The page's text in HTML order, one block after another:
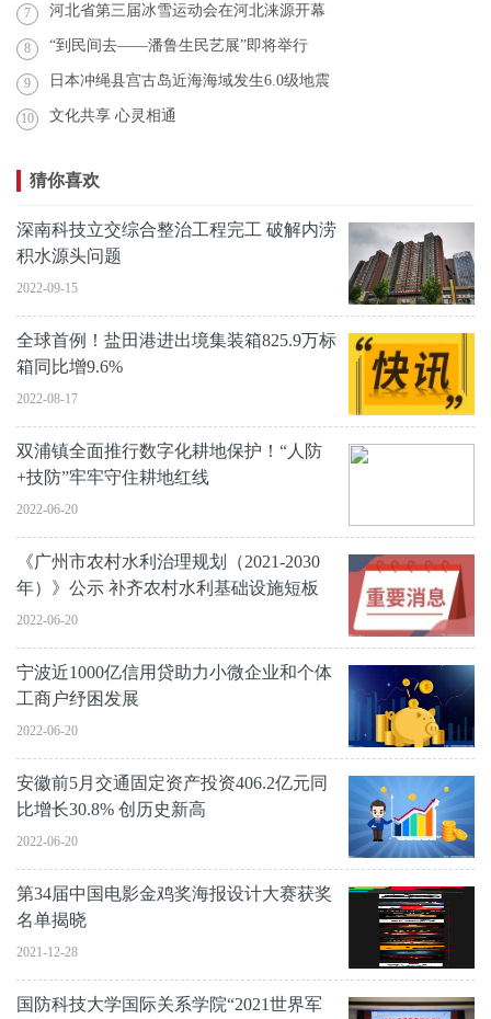
7 河北省第三届冰雪运动会在河北涞源开幕
8 “到民间去——潘鲁生民艺展”即将举行
9 日本冲绳县宫古岛近海海域发生6.0级地震
10 文化共享 心灵相通
猜你喜欢
深南科技立交综合整治工程完工 破解内涝
积水源头问题
2022-09-15
全球首例！盐田港进出境集装箱825.9万标
箱同比增9.6%
2022-08-17
双浦镇全面推行数字化耕地保护！“人防
+技防”牢牢守住耕地红线
2022-06-20
《广州市农村水利治理规划（2021-2030
年）》公示 补齐农村水利基础设施短板
2022-06-20
宁波近1000亿信用贷助力小微企业和个体
工商户纾困发展
2022-06-20
安徽前5月交通固定资产投资406.2亿元同
比增长30.8% 创历史新高
2022-06-20
第34届中国电影金鸡奖海报设计大赛获奖
名单揭晓
2021-12-28
国防科技大学国际关系学院“2021世界军